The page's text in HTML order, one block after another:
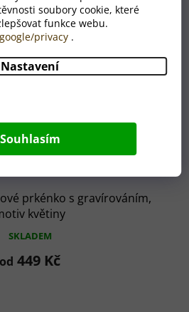
soubory cookie, které
funkce webu.
privacy .
Nastavení
Souhlasím
prkénko s gravírováním,
květiny
SKLADEM
od 449 Kč